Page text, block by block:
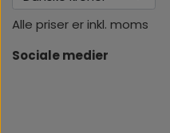
Alle priser er inkl. moms
Sociale medier